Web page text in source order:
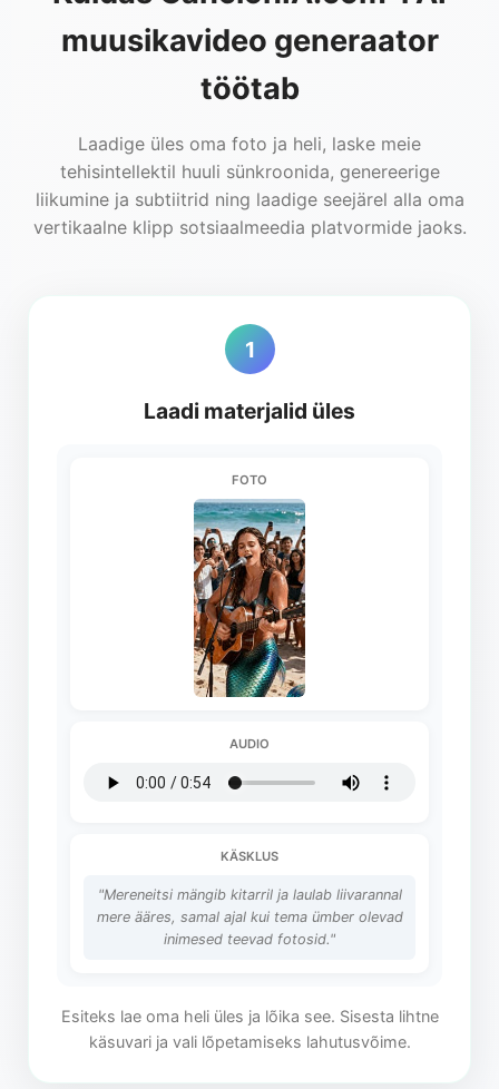
muusikavideo generaator
töötab
Laadige üles oma foto ja heli, laske meie
tehisintellektil huuli sünkroonida, genereerige
liikumine ja subtiitrid ning laadige seejärel alla oma
vertikaalne klipp sotsiaalmeedia platvormide jaoks.
1
Laadi materjalid üles
FOTO
AUDIO
KÄSKLUS
"Mereneitsi mängib kitarril ja laulab liivarannal
mere ääres, samal ajal kui tema ümber olevad
inimesed teevad fotosid."
Esiteks lae oma heli üles ja lõika see. Sisesta lihtne
käsuvari ja vali lõpetamiseks lahutusvõime.